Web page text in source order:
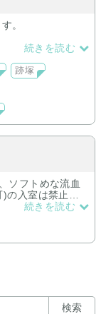
。
続きを読む
跡塚
ソフトめな流血
入室は禁止で
ため、ご注意く
続きを読む
検索